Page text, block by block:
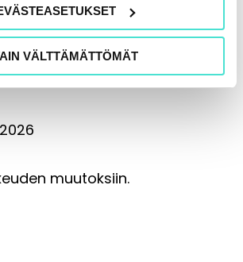
VÄLTTÄMÄTTÖMÄT
on kätevästi suoritettavissa
muutoksiin.